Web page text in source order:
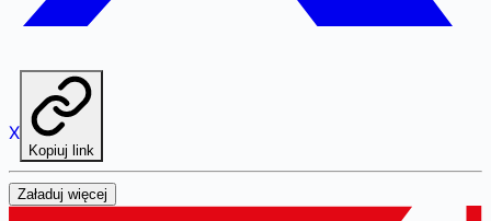
X
Kopiuj link
Załaduj więcej